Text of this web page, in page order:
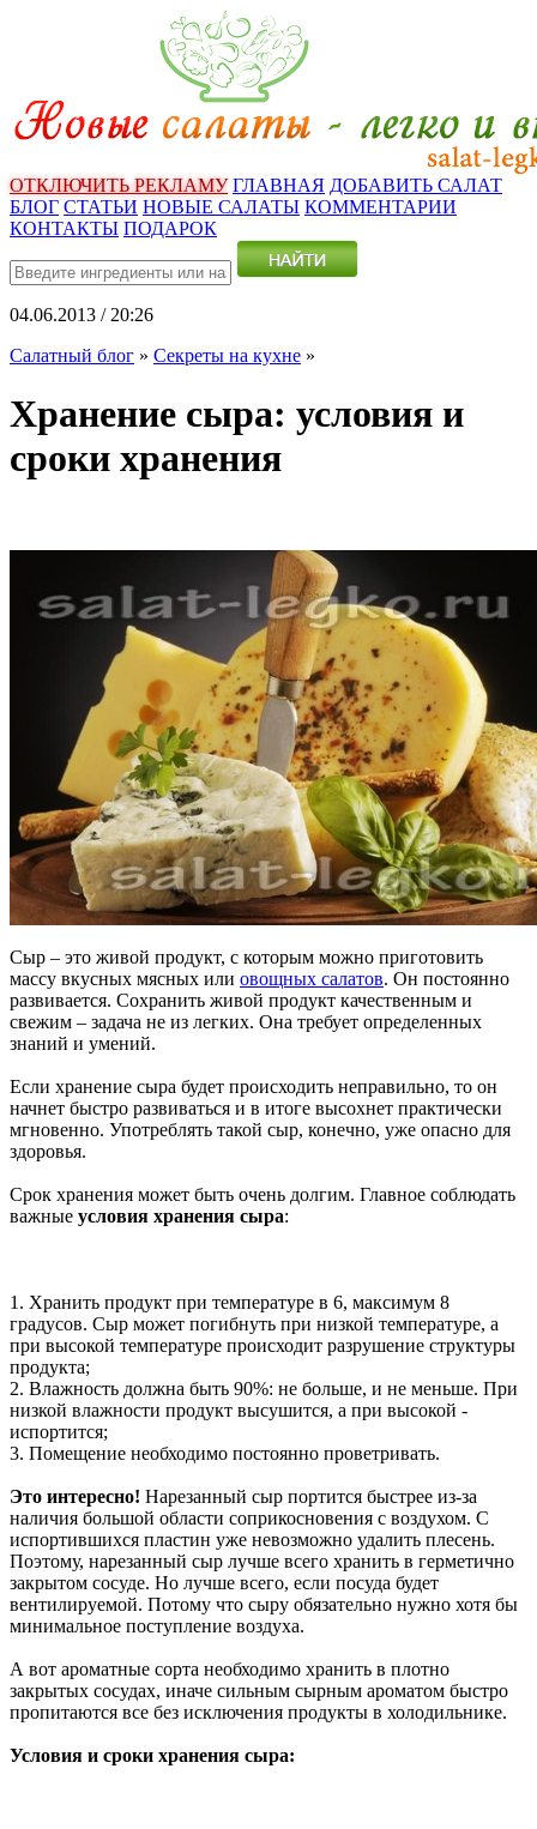
ОТКЛЮЧИТЬ РЕКЛАМУ ГЛАВНАЯ ДОБАВИТЬ САЛАТ
БЛОГ СТАТЬИ НОВЫЕ САЛАТЫ КОММЕНТАРИИ
КОНТАКТЫ ПОДАРОК
04.06.2013 / 20:26
Салатный блог » Секреты на кухне »
Хранение сыра: условия и
сроки хранения
Сыр – это живой продукт, с которым можно приготовить
массу вкусных мясных или овощных салатов. Он постоянно
развивается. Сохранить живой продукт качественным и
свежим – задача не из легких. Она требует определенных
знаний и умений.
Если хранение сыра будет происходить неправильно, то он
начнет быстро развиваться и в итоге высохнет практически
мгновенно. Употреблять такой сыр, конечно, уже опасно для
здоровья.
Срок хранения может быть очень долгим. Главное соблюдать
важные условия хранения сыра:
1. Хранить продукт при температуре в 6, максимум 8
градусов. Сыр может погибнуть при низкой температуре, а
при высокой температуре происходит разрушение структуры
продукта;
2. Влажность должна быть 90%: не больше, и не меньше. При
низкой влажности продукт высушится, а при высокой -
испортится;
3. Помещение необходимо постоянно проветривать.
Это интересно! Нарезанный сыр портится быстрее из-за
наличия большой области соприкосновения с воздухом. С
испортившихся пластин уже невозможно удалить плесень.
Поэтому, нарезанный сыр лучше всего хранить в герметично
закрытом сосуде. Но лучше всего, если посуда будет
вентилируемой. Потому что сыру обязательно нужно хотя бы
минимальное поступление воздуха.
А вот ароматные сорта необходимо хранить в плотно
закрытых сосудах, иначе сильным сырным ароматом быстро
пропитаются все без исключения продукты в холодильнике.
Условия и сроки хранения сыра: